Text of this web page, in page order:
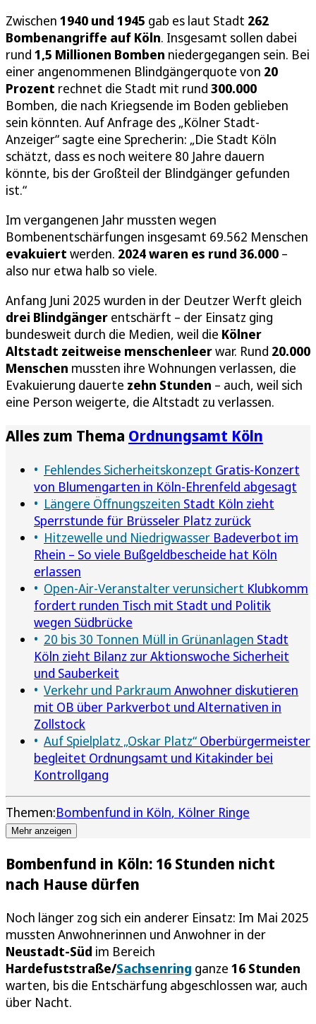
Zwischen 1940 und 1945 gab es laut Stadt 262
Bombenangriffe auf Köln. Insgesamt sollen dabei
rund 1,5 Millionen Bomben niedergegangen sein. Bei
einer angenommenen Blindgängerquote von 20
Prozent rechnet die Stadt mit rund 300.000
Bomben, die nach Kriegsende im Boden geblieben
sein könnten. Auf Anfrage des „Kölner Stadt-
Anzeiger“ sagte eine Sprecherin: „Die Stadt Köln
schätzt, dass es noch weitere 80 Jahre dauern
könnte, bis der Großteil der Blindgänger gefunden
ist.“
Im vergangenen Jahr mussten wegen
Bombenentschärfungen insgesamt 69.562 Menschen
evakuiert werden. 2024 waren es rund 36.000 –
also nur etwa halb so viele.
Anfang Juni 2025 wurden in der Deutzer Werft gleich
drei Blindgänger entschärft – der Einsatz ging
bundesweit durch die Medien, weil die Kölner
Altstadt zeitweise menschenleerwar. Rund 20.000
Menschen mussten ihre Wohnungen verlassen, die
Evakuierung dauerte zehn Stunden – auch, weil sich
eine Person weigerte, die Altstadt zu verlassen.
Alles zum Thema Ordnungsamt Köln
Fehlendes Sicherheitskonzept Gratis-Konzert
von Blumengarten in Köln-Ehrenfeld abgesagt
Längere Öffnungszeiten Stadt Köln zieht
Sperrstunde für Brüsseler Platz zurück
Hitzewelle und Niedrigwasser Badeverbot im
Rhein – So viele Bußgeldbescheide hat Köln
erlassen
Open-Air-Veranstalter verunsichert Klubkomm
fordert runden Tisch mit Stadt und Politik
wegen Südbrücke
20 bis 30 Tonnen Müll in Grünanlagen Stadt
Köln zieht Bilanz zur Aktionswoche Sicherheit
und Sauberkeit
Verkehr und Parkraum Anwohner diskutieren
mit OB über Parkverbot und Alternativen in
Zollstock
Auf Spielplatz „Oskar Platz“ Oberbürgermeister
begleitet Ordnungsamt und Kitakinder bei
Kontrollgang
Themen:Bombenfund in Köln Kölner Ringe
Mehr anzeigen
Bombenfund in Köln: 16 Stunden nicht
nach Hause dürfen
Noch länger zog sich ein anderer Einsatz: Im Mai 2025
mussten Anwohnerinnen und Anwohner in der
Neustadt-Süd im Bereich
Hardefuststraße/Sachsenring ganze 16 Stunden
warten, bis die Entschärfung abgeschlossen war, auch
über Nacht.